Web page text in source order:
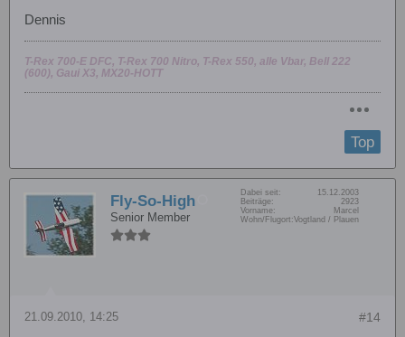
Dennis
T-Rex 700-E DFC, T-Rex 700 Nitro, T-Rex 550, alle Vbar, Bell 222
(600), Gaui X3, MX20-HOTT
Top
Fly-So-High
Senior Member
Dabei seit:
15.12.2003
Beiträge:
2923
Vorname:
Marcel
Wohn/Flugort:Vogtland / Plauen
#14
21.09.2010, 14:25